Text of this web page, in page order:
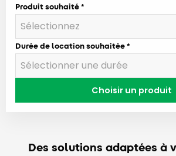
Produit souhaité
Durée de location souhaitée
Choisir un produit
Des solutions adaptées à